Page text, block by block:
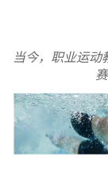
当今，职业运动